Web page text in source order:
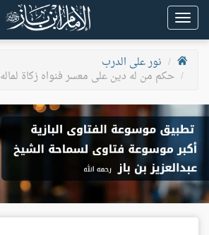
Toggle
navigation
نور على الدرب
حكم من له دين على معسر فنواه زكاة لماله